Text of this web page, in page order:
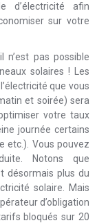
d’électricité afin
sur votre
n’est pas possible
solaires ! Les
que vous
et soirée) sera
votre taux
journée certains
etc.). Vous pouvez
Notons que
désormais plus du
solaire. Mais
d’obligation
bloqués sur 20